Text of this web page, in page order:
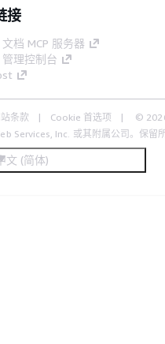
接
档 MCP 服务器
管理控制台
条款 Cookie 首选项
©
Services, Inc. 或其附属公司。保留
文 (简体)